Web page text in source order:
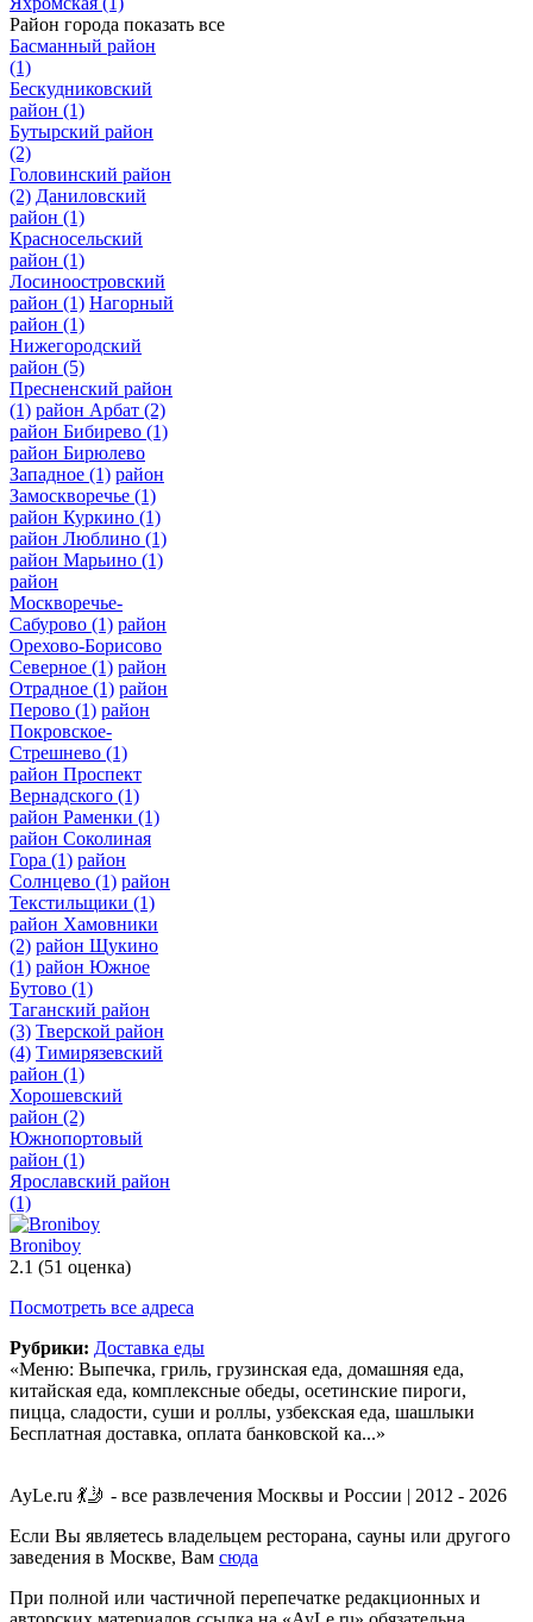
Район города показать все
Басманный район
(1)
Бескудниковский
район (1)
Бутырский район
(2)
Головинский район
(2) Даниловский
район (1)
Красносельский
район (1)
Лосиноостровский
район (1) Нагорный
район (1)
Нижегородский
район (5)
Пресненский район
(1) район Арбат (2)
район Бибирево (1)
район Бирюлево
Западное (1) район
Замоскворечье (1)
район Куркино (1)
район Люблино (1)
район Марьино (1)
район
Москворечье-
Сабурово (1) район
Орехово-Борисово
Северное (1) район
Отрадное (1) район
Перово (1) район
Покровское-
Стрешнево (1)
район Проспект
Вернадского (1)
район Раменки (1)
район Соколиная
Гора (1) район
Солнцево (1) район
Текстильщики (1)
район Хамовники
(2) район Щукино
(1) район Южное
Бутово (1)
Таганский район
(3) Тверской район
(4) Тимирязевский
район (1)
Хорошевский
район (2)
Южнопортовый
район (1)
Ярославский район
(1)
Broniboy
2.1 (51 оценка)
Посмотреть все адреса
Рубрики: Доставка еды
«Меню: Выпечка, гриль, грузинская еда, домашняя еда,
китайская еда, комплексные обеды, осетинские пироги,
пицца, сладости, суши и роллы, узбекская еда, шашлыки
Бесплатная доставка, оплата банковской ка...»
AyLe.ru 💃🤳 - все развлечения Москвы и России | 2012 - 2026
Если Вы являетесь владельцем ресторана, сауны или другого
заведения в Москве, Вам сюда
При полной или частичной перепечатке редакционных и